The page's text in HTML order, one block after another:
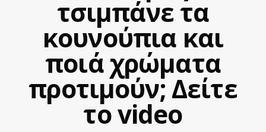
τσιμπάνε τα
κουνούπια και
ποιά χρώματα
προτιμούν; Δείτε
το video